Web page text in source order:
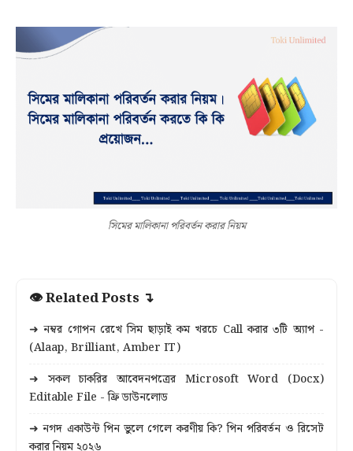
সিমের মালিকানা পরিবর্তন করার নিয়ম
👁 Related Posts ↴
➜ নম্বর গোপন রেখে সিম ছাড়াই কম খরচে Call করার ৩টি অ্যাপ -
(Alaap, Brilliant, Amber IT)
➜ সকল চাকরির আবেদনপত্রের Microsoft Word (Docx)
Editable File - ফ্রি ডাউনলোড
➜ নগদ একাউন্ট পিন ভুলে গেলে করণীয় কি? পিন পরিবর্তন ও রিসেট
করার নিয়ম ২০২৬